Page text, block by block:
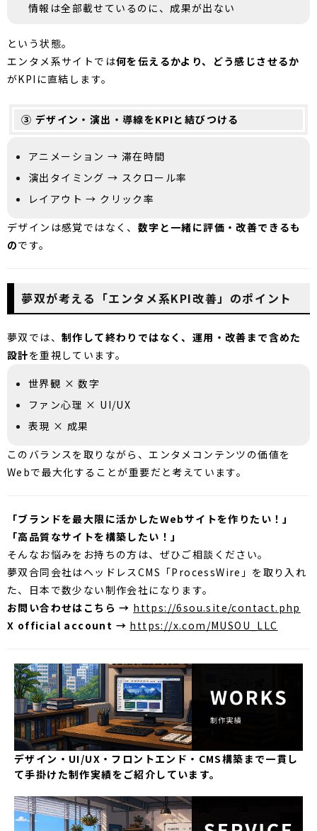
情報は全部載せているのに、成果が出ない
という状態。
エンタメ系サイトでは何を伝えるかより、どう感じさせるか
がKPIに直結します。
③ デザイン・演出・導線をKPIと結びつける
アニメーション → 滞在時間
演出タイミング → スクロール率
レイアウト → クリック率
デザインは感覚ではなく、 数字と一緒に評価・改善できるも
のです。
夢双が考える「エンタメ系KPI改善」のポイント
夢双では、 制作して終わりではなく、運用・改善まで含めた
設計を重視しています。
世界観 × 数字
ファン心理 × UI/UX
表現 × 成果
このバランスを取りながら、エンタメコンテンツの価値を
Webで最大化することが重要だと考えています。
「ブランドを最大限に活かしたWebサイトを作りたい！」
「高品質なサイトを構築したい！」
そんなお悩みをお持ちの方は、ぜひご相談ください。
夢双合同会社はヘッドレスCMS「ProcessWire」を取り入れ
た、日本で数少ない制作会社になります。
お問い合わせはこちら → https://6sou.site/contact.php
X official account → https://x.com/MUSOU_LLC
デザイン・UI/UX・フロントエンド・CMS構築まで一貫し
て手掛けた制作実績をご紹介しています。